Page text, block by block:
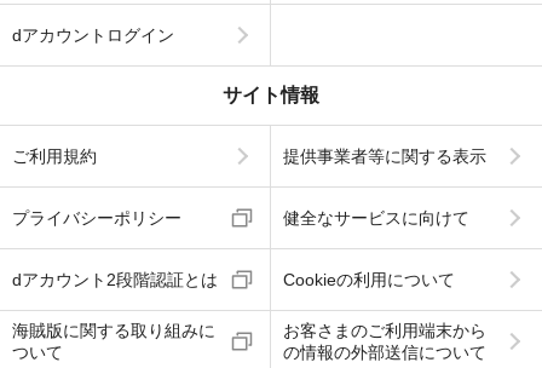
dアカウントログイン
サイト情報
ご利用規約 提供事業者等に関する表示
プライバシーポリシー 健全なサービスに向けて
dアカウント2段階認証とは Cookieの利用について
海賊版に関する取り組みに
ついて
お客さまのご利用端末から
の情報の外部送信について